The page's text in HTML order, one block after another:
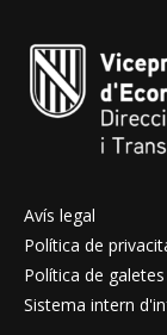
Avís legal
Política de
Política de galetes
Sistema intern